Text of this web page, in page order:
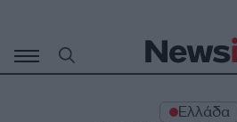
περιεχόμενο
Ελλάδα